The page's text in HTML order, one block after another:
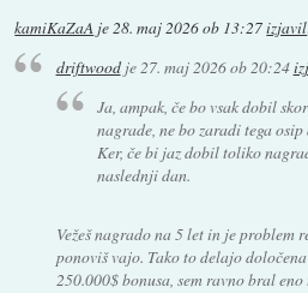
kamiKaZaA je28. maj 2026 ob 13:27izjavil
driftwoodje27. maj 2026 ob 20:24
Ja, ampak, če bo vsak dobil
nagrade, ne bo zaradi tega osip
Ker, če bi jaz dobil toliko
naslednji dan.
Vežeš nagrado na 5 let in je problem
ponoviš vajo. Tako to delajo
250.000$ bonusa, sem ravno bral